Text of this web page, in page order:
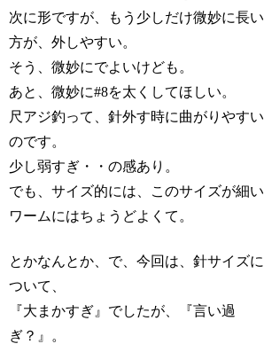
次に形ですが、もう少しだけ微妙に長い
方が、外しやすい。
そう、微妙にでよいけども。
あと、微妙に#8を太くしてほしい。
尺アジ釣って、針外す時に曲がりやすい
のです。
少し弱すぎ・・の感あり。
でも、サイズ的には、このサイズが細い
ワームにはちょうどよくて。
とかなんとか、で、今回は、針サイズに
ついて、
『大まかすぎ』でしたが、『言い過
ぎ？』。